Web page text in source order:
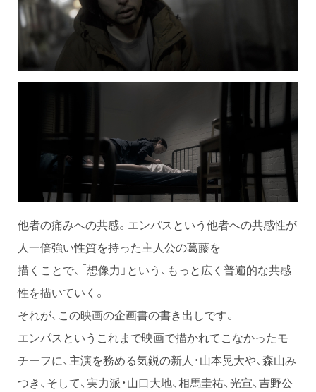
他者の痛みへの共感。エンパスという他者への共感性が
人一倍強い性質を持った主人公の葛藤を
描くことで、「想像力」という、もっと広く普遍的な共感
性を描いていく。
それが、この映画の企画書の書き出しです。
エンパスというこれまで映画で描かれてこなかったモ
チーフに、主演を務める気鋭の新人・山本晃大や、森山み
つき、そして、実力派・山口大地、相馬圭祐、光宣、吉野公